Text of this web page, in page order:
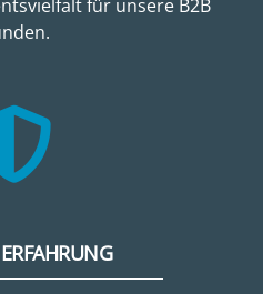
für unsere B2B